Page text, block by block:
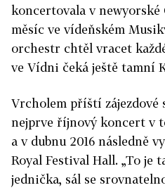
koncertovala v
měsíc ve vídeňském
orchestr chtěl vracet
ve Vídni čeká ještě tamní
Vrcholem příští zájezdové
nejprve říjnový koncert v
a v dubnu 2016 následně
Royal Festival Hall. „To je
jednička, sál se